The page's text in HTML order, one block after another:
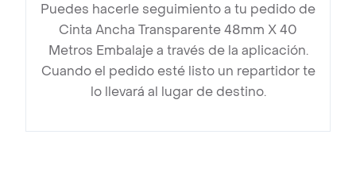
Puedes hacerle seguimiento a tu pedido de
Cinta Ancha Transparente 48mm X 40
Metros Embalaje a través de la aplicación.
Cuando el pedido esté listo un repartidor te
lo llevará al lugar de destino.